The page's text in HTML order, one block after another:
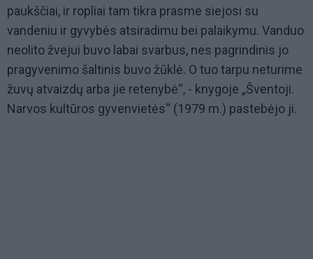
paukščiai, ir ropliai tam tikra prasme siejosi su
vandeniu ir gyvybės atsiradimu bei palaikymu. Vanduo
neolito žvejui buvo labai svarbus, nes pagrindinis jo
pragyvenimo šaltinis buvo žūklė. O tuo tarpu neturime
žuvų atvaizdų arba jie retenybė“, - knygoje „Šventoji.
Narvos kultūros gyvenvietės“ (1979 m.) pastebėjo ji.